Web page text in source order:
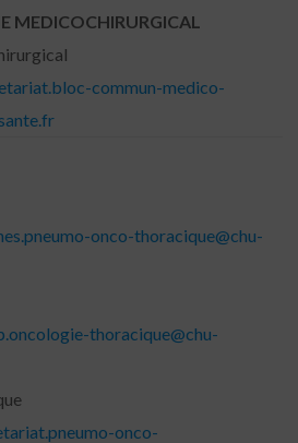
MEDICOCHIRURGICAL
commun-medico-
onco-thoracique@chu-
thoracique@chu-
onco-